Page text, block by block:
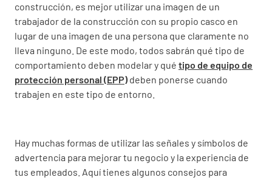
construcción, es mejor utilizar una imagen de un
trabajador de la construcción con su propio casco en
lugar de una imagen de una persona que claramente no
lleva ninguno. De este modo, todos sabrán qué tipo de
comportamiento deben modelar y qué tipo de equipo de
protección personal (EPP) deben ponerse cuando
trabajen en este tipo de entorno.
Hay muchas formas de utilizar las señales y símbolos de
advertencia para mejorar tu negocio y la experiencia de
tus empleados. Aquí tienes algunos consejos para